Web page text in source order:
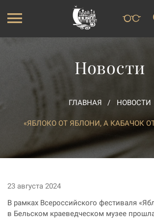
Новости
ГЛАВНАЯ НОВОСТИ
«ЯБЛОКО ОТ ЯБЛОНИ, А КАБАЧОК
23 августа 2024
В рамках Всероссийского фестиваля
в Бельском краеведческом музее